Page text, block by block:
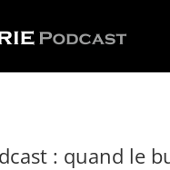
: quand le